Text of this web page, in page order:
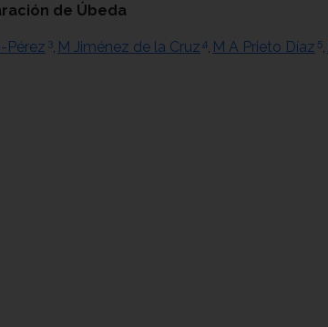
de Úbeda
Pérez 3 M Jiménez de la Cruz 4 M A Prieto Díaz 5